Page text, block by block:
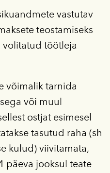
vastutav
teostamiseks
töötleja
võimalik tarnida
või muul
ostjat esimesel
tasutud raha (sh
kulud) viivitamata,
päeva jooksul teate